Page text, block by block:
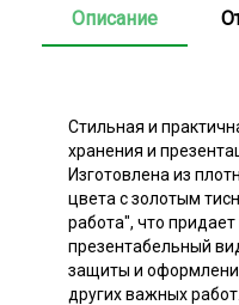
Описание
Стильная и
хранения и
Изготовлена из
цвета с золотым
работа", что
презентабельный
защиты и
других важных